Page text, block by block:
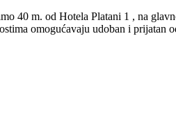
40 m. od Hotela Platani 1 , na
omogućavaju udoban i prijatan